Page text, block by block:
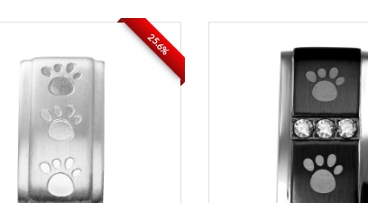
25.6%